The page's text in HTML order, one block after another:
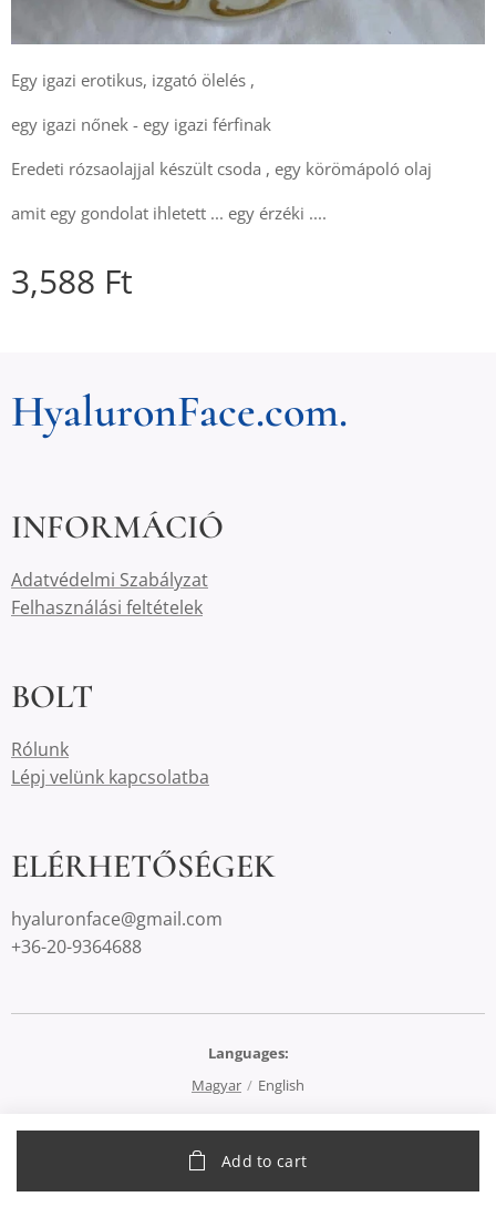
Egy igazi erotikus, izgató ölelés ,
egy igazi nőnek - egy igazi férfinak
Eredeti rózsaolajjal készült csoda , egy körömápoló olaj
amit egy gondolat ihletett ... egy érzéki ....
3,588 Ft
Add to cart
HyaluronFace.com.
INFORMÁCIÓ
Adatvédelmi Szabályzat
Felhasználási feltételek
BOLT
Rólunk
Lépj velünk kapcsolatba
ELÉRHETŐSÉGEK
hyaluronface@gmail.com
+36-20-9364688
Languages
Magyar
English